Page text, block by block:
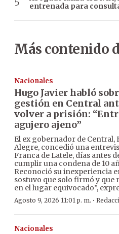
entrenada para
Más contenido
Nacionales
Hugo Javier habló
gestión en Central
volver a prisión:
agujero ajeno”
El ex gobernador de Central,
Alegre, concedió una
Franca de Latele, días antes
cumplir una condena de 10
Reconoció su inexperiencia
sostuvo que solo firmó y que
en el lugar equivocado”,
Agosto 9, 2026 11:01 p. m. ·
Nacionales